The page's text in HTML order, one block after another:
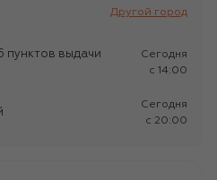
Другой город
пунктов выдачи
Сегодня
c 14:00
Сегодня
c 20:00